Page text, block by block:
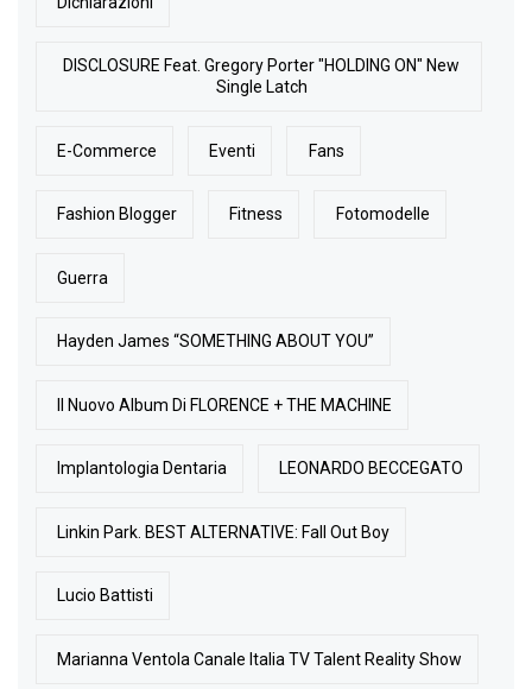
DISCLOSURE Feat. Gregory Porter "HOLDING ON" New
Single Latch
E-Commerce Eventi Fans
Fashion Blogger Fitness Fotomodelle
Guerra
Hayden James “SOMETHING ABOUT YOU”
Il Nuovo Album Di FLORENCE + THE MACHINE
Implantologia Dentaria LEONARDO BECCEGATO
Linkin Park. BEST ALTERNATIVE: Fall Out Boy
Lucio Battisti
Marianna Ventola Canale Italia TV Talent Reality Show